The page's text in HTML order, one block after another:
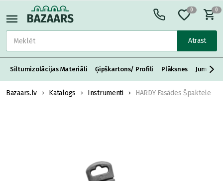
Atrast
0 0
Siltumizolācijas Materiāli Ģipškartons/ Profili Plāksnes Jumta
Bazaars.lv Katalogs Instrumenti HARDY Fasādes Špaktele